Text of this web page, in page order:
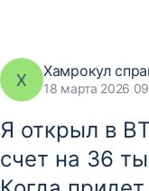
Х Хамрокул
18 марта 2026
Я открыл в
счет на 36